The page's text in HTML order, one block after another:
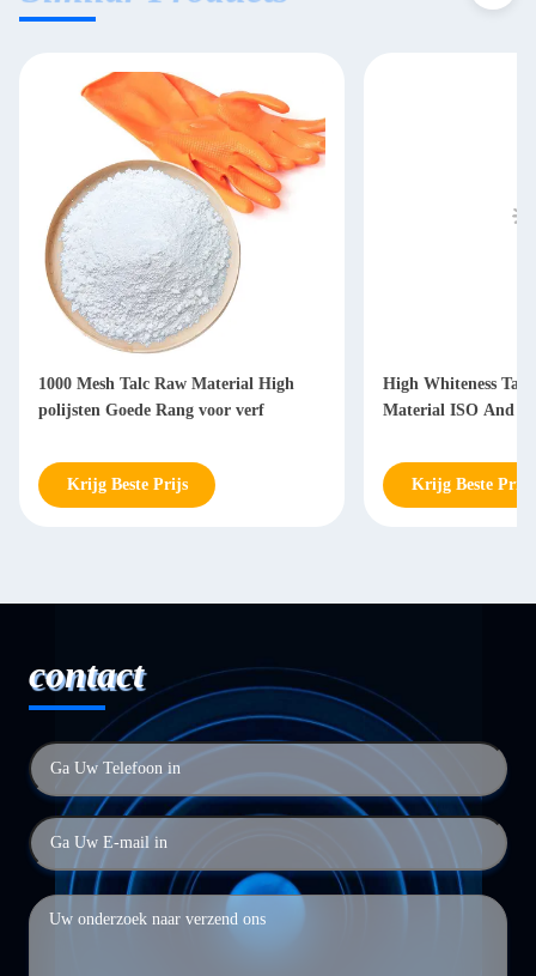
1000 Mesh Talc Raw Material High
polijsten Goede Rang voor verf
Krijg Beste Prijs
High Whiteness
Material ISO And
Krijg Beste Prijs
contact